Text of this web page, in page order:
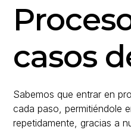
casos
Sabemos que entrar en
cada paso, permitiéndole
repetidamente, gracias a